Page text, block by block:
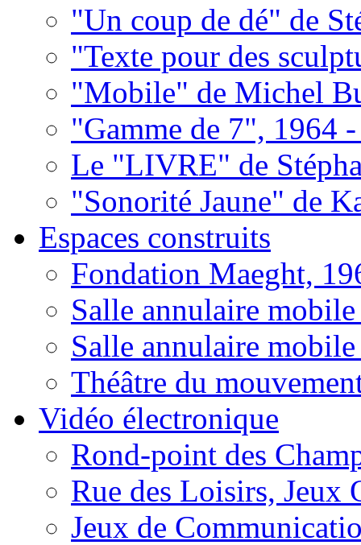
"Un coup de dé" de
"Texte pour des
"Mobile" de Michel
"Gamme de 7", 1964
Le "LIVRE" de
"Sonorité Jaune" de
Espaces construits
Fondation Maeght,
Salle annulaire
Salle annulaire
Théâtre du
Vidéo électronique
Rond-point des
Rue des Loisirs, Jeux
Jeux de